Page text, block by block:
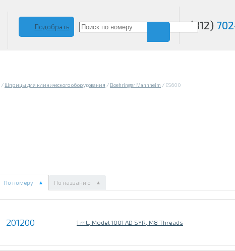
Подобрать (812)
/ Шприцы для клинического оборудования / Boehringer Mannheim / ES600
По номеру По названию
201200 1 mL, Model 1001 AD SYR, M8 Threads